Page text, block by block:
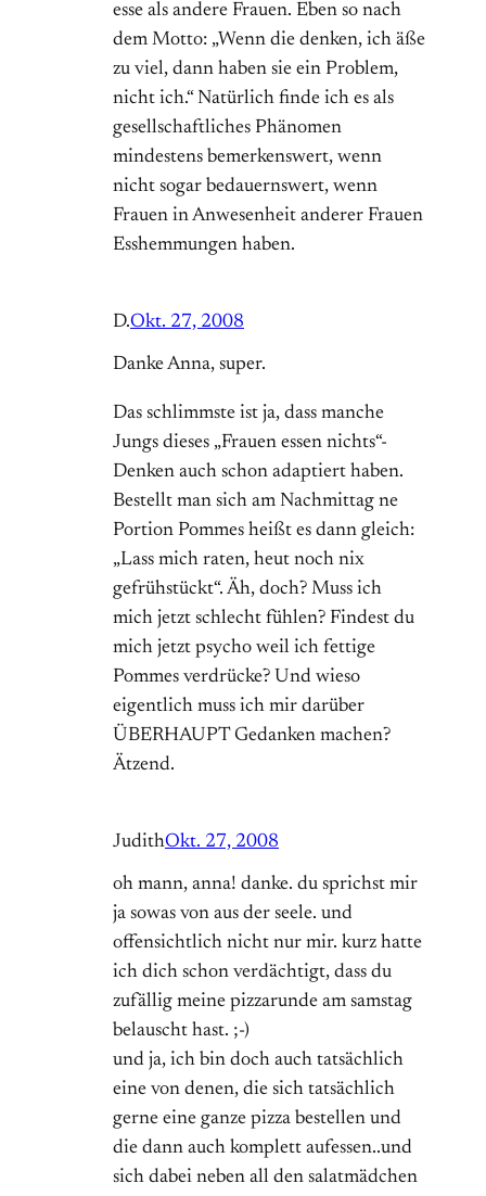
esse als andere Frauen. Eben so nach
dem Motto: „Wenn die denken, ich äße
zu viel, dann haben sie ein Problem,
nicht ich.“ Natürlich finde ich es als
gesellschaftliches Phänomen
mindestens bemerkenswert, wenn
nicht sogar bedauernswert, wenn
Frauen in Anwesenheit anderer Frauen
Esshemmungen haben.
D.Okt. 27, 2008
Danke Anna, super.
Das schlimmste ist ja, dass manche
Jungs dieses „Frauen essen nichts“-
Denken auch schon adaptiert haben.
Bestellt man sich am Nachmittag ne
Portion Pommes heißt es dann gleich:
„Lass mich raten, heut noch nix
gefrühstückt“. Äh, doch? Muss ich
mich jetzt schlecht fühlen? Findest du
mich jetzt psycho weil ich fettige
Pommes verdrücke? Und wieso
eigentlich muss ich mir darüber
ÜBERHAUPT Gedanken machen?
Ätzend.
JudithOkt. 27, 2008
oh mann, anna! danke. du sprichst mir
ja sowas von aus der seele. und
offensichtlich nicht nur mir. kurz hatte
ich dich schon verdächtigt, dass du
zufällig meine pizzarunde am samstag
belauscht hast. ;-)
und ja, ich bin doch auch tatsächlich
eine von denen, die sich tatsächlich
gerne eine ganze pizza bestellen und
die dann auch komplett aufessen..und
sich dabei neben all den salatmädchen